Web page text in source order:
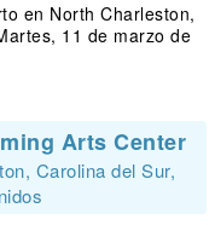
en North Charleston,
11 de marzo de
Arts Center
Carolina del Sur,